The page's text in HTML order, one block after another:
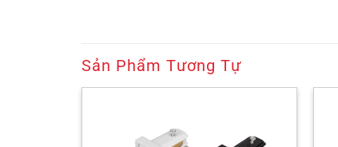
Sản Phẩm Tương Tự